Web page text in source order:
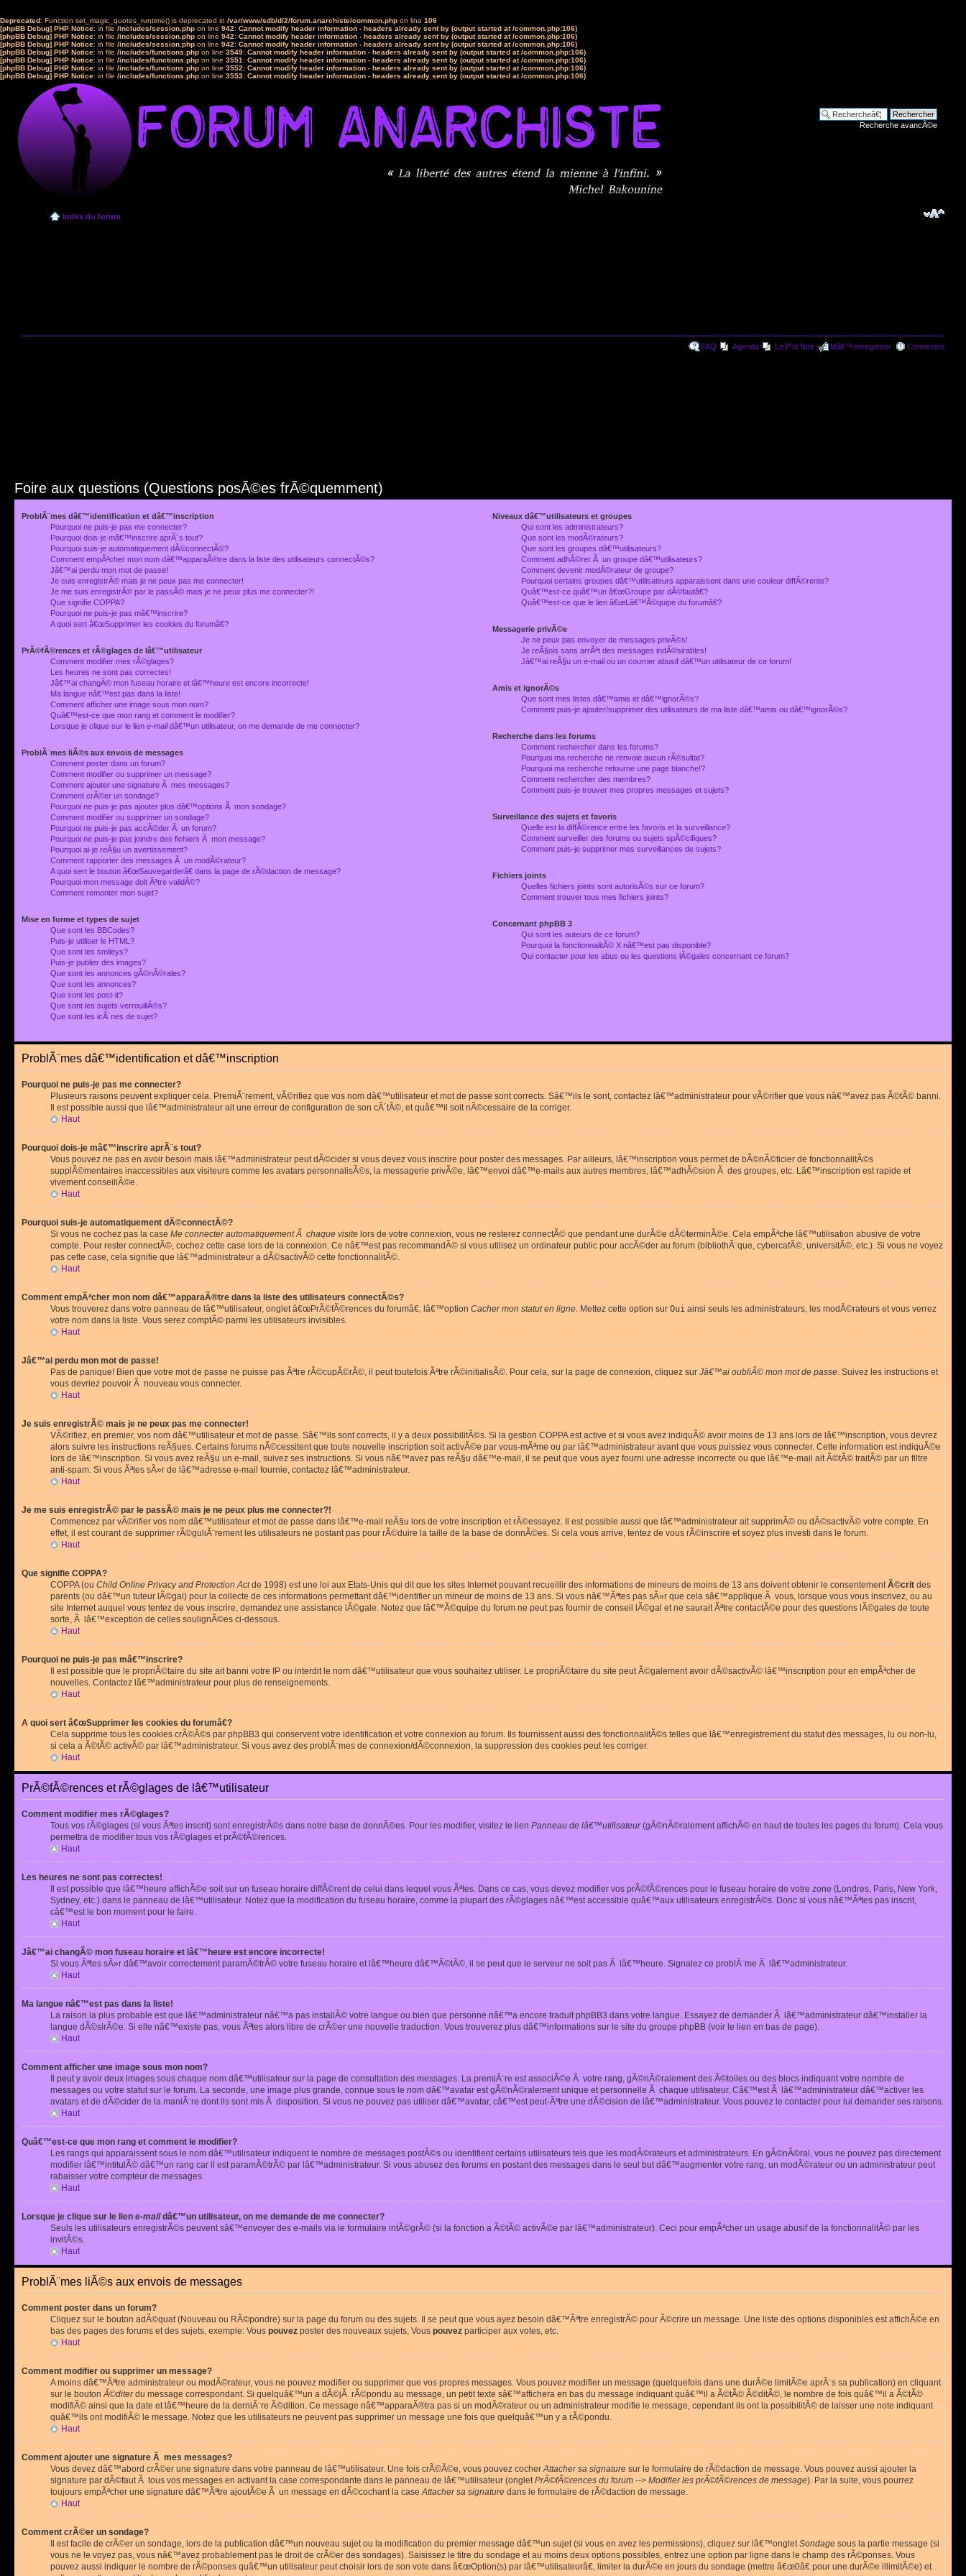
Deprecated: Function set_magic_quotes_runtime() is deprecated in /var/www/sdb/d/2/forum.anarchiste/common.php on line 106
[phpBB Debug] PHP Notice: in file /includes/session.php on line 942: Cannot modify header information - headers already sent by (output started at /common.php:106)
[phpBB Debug] PHP Notice: in file /includes/session.php on line 942: Cannot modify header information - headers already sent by (output started at /common.php:106)
[phpBB Debug] PHP Notice: in file /includes/session.php on line 942: Cannot modify header information - headers already sent by (output started at /common.php:106)
[phpBB Debug] PHP Notice: in file /includes/functions.php on line 3549: Cannot modify header information - headers already sent by (output started at /common.php:106)
[phpBB Debug] PHP Notice: in file /includes/functions.php on line 3551: Cannot modify header information - headers already sent by (output started at /common.php:106)
[phpBB Debug] PHP Notice: in file /includes/functions.php on line 3552: Cannot modify header information - headers already sent by (output started at /common.php:106)
[phpBB Debug] PHP Notice: in file /includes/functions.php on line 3553: Cannot modify header information - headers already sent by (output started at /common.php:106)
Recherche avancÃ©e
Index du forum
FAQ Agenda Le P'tit Noir Mâ€™enregistrer Connexion
Foire aux questions (Questions posÃ©es frÃ©quemment)
ProblÃ¨mes dâ€™identification et dâ€™inscription
Pourquoi ne puis-je pas me connecter?
Pourquoi dois-je mâ€™inscrire aprÃ¨s tout?
Pourquoi suis-je automatiquement dÃ©connectÃ©?
Comment empÃªcher mon nom dâ€™apparaÃ®tre dans la liste des utilisateurs connectÃ©s?
Jâ€™ai perdu mon mot de passe!
Je suis enregistrÃ© mais je ne peux pas me connecter!
Je me suis enregistrÃ© par le passÃ© mais je ne peux plus me connecter?!
Que signifie COPPA?
Pourquoi ne puis-je pas mâ€™inscrire?
A quoi sert â€œSupprimer les cookies du forumâ€?
PrÃ©fÃ©rences et rÃ©glages de lâ€™utilisateur
Comment modifier mes rÃ©glages?
Les heures ne sont pas correctes!
Jâ€™ai changÃ© mon fuseau horaire et lâ€™heure est encore incorrecte!
Ma langue nâ€™est pas dans la liste!
Comment afficher une image sous mon nom?
Quâ€™est-ce que mon rang et comment le modifier?
Lorsque je clique sur le lien e-maildâ€™un utilisateur, on me demande de me connecter?
ProblÃ¨mes liÃ©s aux envois de messages
Comment poster dans un forum?
Comment modifier ou supprimer un message?
Comment ajouter une signature Ã mes messages?
Comment crÃ©er un sondage?
Pourquoi ne puis-je pas ajouter plus dâ€™options Ã mon sondage?
Comment modifier ou supprimer un sondage?
Pourquoi ne puis-je pas accÃ©der Ã un forum?
Pourquoi ne puis-je pas joindre des fichiers Ã mon message?
Pourquoi ai-je reÃ§u un avertissement?
Comment rapporter des messages Ã un modÃ©rateur?
A quoi sert le bouton â€œSauvegarderâ€ dans la page de rÃ©daction de message?
Pourquoi mon message doit Ãªtre validÃ©?
Comment remonter mon sujet?
Mise en forme et types de sujet
Que sont les BBCodes?
Puis-je utiliser le HTML?
Que sont les smileys?
Puis-je publier des images?
Que sont les annonces gÃ©nÃ©rales?
Que sont les annonces?
Que sont les post-it?
Que sont les sujets verrouillÃ©s?
Que sont les icÃ´nes de sujet?
Niveaux dâ€™utilisateurs et groupes
Qui sont les administrateurs?
Que sont les modÃ©rateurs?
Que sont les groupes dâ€™utilisateurs?
Comment adhÃ©rer Ã un groupe dâ€™utilisateurs?
Comment devenir modÃ©rateur de groupe?
Pourquoi certains groupes dâ€™utilisateurs apparaissent dans une couleur diffÃ©rente?
Quâ€™est-ce quâ€™un â€œGroupe par dÃ©fautâ€?
Quâ€™est-ce que le lien â€œLâ€™Ã©quipe du forumâ€?
Messagerie privÃ©e
Je ne peux pas envoyer de messages privÃ©s!
Je reÃ§ois sans arrÃªt des messages indÃ©sirables!
Jâ€™ai reÃ§u un e-mail ou un courrier abusif dâ€™un utilisateur de ce forum!
Amis et ignorÃ©s
Que sont mes listes dâ€™amis et dâ€™ignorÃ©s?
Comment puis-je ajouter/supprimer des utilisateurs de ma liste dâ€™amis ou dâ€™ignorÃ©s?
Recherche dans les forums
Comment rechercher dans les forums?
Pourquoi ma recherche ne renvoie aucun rÃ©sultat?
Pourquoi ma recherche retourne une page blanche!?
Comment rechercher des membres?
Comment puis-je trouver mes propres messages et sujets?
Surveillance des sujets et favoris
Quelle est la diffÃ©rence entre les favoris et la surveillance?
Comment surveiller des forums ou sujets spÃ©cifiques?
Comment puis-je supprimer mes surveillances de sujets?
Fichiers joints
Quelles fichiers joints sont autorisÃ©s sur ce forum?
Comment trouver tous mes fichiers joints?
Concernant phpBB 3
Qui sont les auteurs de ce forum?
Pourquoi la fonctionnalitÃ© X nâ€™est pas disponible?
Qui contacter pour les abus ou les questions lÃ©gales concernant ce forum?
ProblÃ¨mes dâ€™identification et dâ€™inscription
Pourquoi ne puis-je pas me connecter?
Plusieurs raisons peuvent expliquer cela. PremiÃ¨rement, vÃ©rifiez que vos nom dâ€™utilisateur et mot de passe sont corrects. Sâ€™ils le sont, contactez lâ€™administrateur pour vÃ©rifier que vous nâ€™avez pas Ã©tÃ© banni.
Il est possible aussi que lâ€™administrateur ait une erreur de configuration de son cÃ´tÃ©, et quâ€™il soit nÃ©cessaire de la corriger.
Haut
Pourquoi dois-je mâ€™inscrire aprÃ¨s tout?
Vous pouvez ne pas en avoir besoin mais lâ€™administrateur peut dÃ©cider si vous devez vous inscrire pour poster des messages. Par ailleurs, lâ€™inscription vous permet de bÃ©nÃ©ficier de fonctionnalitÃ©s
supplÃ©mentaires inaccessibles aux visiteurs comme les avatars personnalisÃ©s, la messagerie privÃ©e, lâ€™envoi dâ€™e-mails aux autres membres, lâ€™adhÃ©sion Ã des groupes, etc. Lâ€™inscription est rapide et
vivement conseillÃ©e.
Haut
Pourquoi suis-je automatiquement dÃ©connectÃ©?
Si vous ne cochez pas la case Me connecter automatiquement Ã chaque visite lors de votre connexion, vous ne resterez connectÃ© que pendant une durÃ©e dÃ©terminÃ©e. Cela empÃªche lâ€™utilisation abusive de votre
compte. Pour rester connectÃ©, cochez cette case lors de la connexion. Ce nâ€™est pas recommandÃ© si vous utilisez un ordinateur public pour accÃ©der au forum (bibliothÃ¨que, cybercafÃ©, universitÃ©, etc.). Si vous ne voyez
pas cette case, cela signifie que lâ€™administrateur a dÃ©sactivÃ© cette fonctionnalitÃ©.
Haut
Comment empÃªcher mon nom dâ€™apparaÃ®tre dans la liste des utilisateurs connectÃ©s?
Vous trouverez dans votre panneau de lâ€™utilisateur, onglet â€œPrÃ©fÃ©rences du forumâ€, lâ€™option Cacher mon statut en ligne. Mettez cette option sur Oui ainsi seuls les administrateurs, les modÃ©rateurs et vous verrez
votre nom dans la liste. Vous serez comptÃ© parmi les utilisateurs invisibles.
Haut
Jâ€™ai perdu mon mot de passe!
Pas de panique! Bien que votre mot de passe ne puisse pas Ãªtre rÃ©cupÃ©rÃ©, il peut toutefois Ãªtre rÃ©initialisÃ©. Pour cela, sur la page de connexion, cliquez sur Jâ€™ai oubliÃ© mon mot de passe. Suivez les instructions et
vous devriez pouvoir Ã nouveau vous connecter.
Haut
Je suis enregistrÃ© mais je ne peux pas me connecter!
VÃ©rifiez, en premier, vos nom dâ€™utilisateur et mot de passe. Sâ€™ils sont corrects, il y a deux possibilitÃ©s. Si la gestion COPPA est active et si vous avez indiquÃ© avoir moins de 13 ans lors de lâ€™inscription, vous devrez
alors suivre les instructions reÃ§ues. Certains forums nÃ©cessitent que toute nouvelle inscription soit activÃ©e par vous-mÃªme ou par lâ€™administrateur avant que vous puissiez vous connecter. Cette information est indiquÃ©e
lors de lâ€™inscription. Si vous avez reÃ§u un e-mail, suivez ses instructions. Si vous nâ€™avez pas reÃ§u dâ€™e-mail, il se peut que vous ayez fourni une adresse incorrecte ou que lâ€™e-mail ait Ã©tÃ© traitÃ© par un filtre
anti-spam. Si vous Ãªtes sÃ»r de lâ€™adresse e-mail fournie, contactez lâ€™administrateur.
Haut
Je me suis enregistrÃ© par le passÃ© mais je ne peux plus me connecter?!
Commencez par vÃ©rifier vos nom dâ€™utilisateur et mot de passe dans lâ€™e-mail reÃ§u lors de votre inscription et rÃ©essayez. Il est possible aussi que lâ€™administrateur ait supprimÃ© ou dÃ©sactivÃ© votre compte. En
effet, il est courant de supprimer rÃ©guliÃ¨rement les utilisateurs ne postant pas pour rÃ©duire la taille de la base de donnÃ©es. Si cela vous arrive, tentez de vous rÃ©inscrire et soyez plus investi dans le forum.
Haut
Que signifie COPPA?
COPPA (ou Child Online Privacy and Protection Actde 1998) est une loi aux Etats-Unis qui dit que les sites Internet pouvant recueillir des informations de mineurs de moins de 13 ans doivent obtenir le consentementÃ©crit des
parents (ou dâ€™un tuteur lÃ©gal) pour la collecte de ces informations permettant dâ€™identifier un mineur de moins de 13 ans. Si vous nâ€™Ãªtes pas sÃ»r que cela sâ€™applique Ã vous, lorsque vous vous inscrivez, ou au
site Internet auquel vous tentez de vous inscrire, demandez une assistance lÃ©gale. Notez que lâ€™Ã©quipe du forum ne peut pas fournir de conseil lÃ©gal et ne saurait Ãªtre contactÃ©e pour des questions lÃ©gales de toute
sorte, Ã lâ€™exception de celles soulignÃ©es ci-dessous.
Haut
Pourquoi ne puis-je pas mâ€™inscrire?
Il est possible que le propriÃ©taire du site ait banni votre IP ou interdit le nom dâ€™utilisateur que vous souhaitez utiliser. Le propriÃ©taire du site peut Ã©galement avoir dÃ©sactivÃ© lâ€™inscription pour en empÃªcher de
nouvelles. Contactez lâ€™administrateur pour plus de renseignements.
Haut
A quoi sert â€œSupprimer les cookies du forumâ€?
Cela supprime tous les cookies crÃ©Ã©s par phpBB3 qui conservent votre identification et votre connexion au forum. Ils fournissent aussi des fonctionnalitÃ©s telles que lâ€™enregistrement du statut des messages, lu ou non-lu,
si cela a Ã©tÃ© activÃ© par lâ€™administrateur. Si vous avez des problÃ¨mes de connexion/dÃ©connexion, la suppression des cookies peut les corriger.
Haut
PrÃ©fÃ©rences et rÃ©glages de lâ€™utilisateur
Comment modifier mes rÃ©glages?
Tous vos rÃ©glages (si vous Ãªtes inscrit) sont enregistrÃ©s dans notre base de donnÃ©es. Pour les modifier, visitez le lien Panneau de lâ€™utilisateur(gÃ©nÃ©ralement affichÃ© en haut de toutes les pages du forum). Cela vous
permettra de modifier tous vos rÃ©glages et prÃ©fÃ©rences.
Haut
Les heures ne sont pas correctes!
Il est possible que lâ€™heure affichÃ©e soit sur un fuseau horaire diffÃ©rent de celui dans lequel vous Ãªtes. Dans ce cas, vous devez modifier vos prÃ©fÃ©rences pour le fuseau horaire de votre zone (Londres, Paris, New York,
Sydney, etc.) dans le panneau de lâ€™utilisateur. Notez que la modification du fuseau horaire, comme la plupart des rÃ©glages nâ€™est accessible quâ€™aux utilisateurs enregistrÃ©s. Donc si vous nâ€™Ãªtes pas inscrit,
câ€™est le bon moment pour le faire.
Haut
Jâ€™ai changÃ© mon fuseau horaire et lâ€™heure est encore incorrecte!
Si vous Ãªtes sÃ»r dâ€™avoir correctement paramÃ©trÃ© votre fuseau horaire et lâ€™heure dâ€™Ã©tÃ©, il se peut que le serveur ne soit pas Ã lâ€™heure. Signalez ce problÃ¨me Ã lâ€™administrateur.
Haut
Ma langue nâ€™est pas dans la liste!
La raison la plus probable est que lâ€™administrateur nâ€™a pas installÃ© votre langue ou bien que personne nâ€™a encore traduit phpBB3 dans votre langue. Essayez de demander Ã lâ€™administrateur dâ€™installer la
langue dÃ©sirÃ©e. Si elle nâ€™existe pas, vous Ãªtes alors libre de crÃ©er une nouvelle traduction. Vous trouverez plus dâ€™informations sur le site du groupe phpBB (voir le lien en bas de page).
Haut
Comment afficher une image sous mon nom?
Il peut y avoir deux images sous chaque nom dâ€™utilisateur sur la page de consultation des messages. La premiÃ¨re est associÃ©e Ã votre rang, gÃ©nÃ©ralement des Ã©toiles ou des blocs indiquant votre nombre de
messages ou votre statut sur le forum. La seconde, une image plus grande, connue sous le nom dâ€™avatar est gÃ©nÃ©ralement unique et personnelle Ã chaque utilisateur. Câ€™est Ã lâ€™administrateur dâ€™activer les
avatars et de dÃ©cider de la maniÃ¨re dont ils sont mis Ã disposition. Si vous ne pouvez pas utiliser dâ€™avatar, câ€™est peut-Ãªtre une dÃ©cision de lâ€™administrateur. Vous pouvez le contacter pour lui demander ses raisons.
Haut
Quâ€™est-ce que mon rang et comment le modifier?
Les rangs qui apparaissent sous le nom dâ€™utilisateur indiquent le nombre de messages postÃ©s ou identifient certains utilisateurs tels que les modÃ©rateurs et administrateurs. En gÃ©nÃ©ral, vous ne pouvez pas directement
modifier lâ€™intitulÃ© dâ€™un rang car il est paramÃ©trÃ© par lâ€™administrateur. Si vous abusez des forums en postant des messages dans le seul but dâ€™augmenter votre rang, un modÃ©rateur ou un administrateur peut
rabaisser votre compteur de messages.
Haut
Lorsque je clique sur le lien e-maildâ€™un utilisateur, on me demande de me connecter?
Seuls les utilisateurs enregistrÃ©s peuvent sâ€™envoyer des e-mails via le formulaire intÃ©grÃ© (si la fonction a Ã©tÃ© activÃ©e par lâ€™administrateur). Ceci pour empÃªcher un usage abusif de la fonctionnalitÃ© par les
invitÃ©s.
Haut
ProblÃ¨mes liÃ©s aux envois de messages
Comment poster dans un forum?
Cliquez sur le bouton adÃ©quat (Nouveau ou RÃ©pondre) sur la page du forum ou des sujets. Il se peut que vous ayez besoin dâ€™Ãªtre enregistrÃ© pour Ã©crire un message. Une liste des options disponibles est affichÃ©e en
bas des pages des forums et des sujets, exemple: Vous pouvez poster des nouveaux sujets, Vous pouvez participer aux votes, etc.
Haut
Comment modifier ou supprimer un message?
A moins dâ€™Ãªtre administrateur ou modÃ©rateur, vous ne pouvez modifier ou supprimer que vos propres messages. Vous pouvez modifier un message (quelquefois dans une durÃ©e limitÃ©e aprÃ¨s sa publication) en cliquant
sur le boutonÃ©diterdu message correspondant. Si quelquâ€™un a dÃ©jÃ rÃ©pondu au message, un petit texte sâ€™affichera en bas du message indiquant quâ€™il a Ã©tÃ© Ã©ditÃ©, le nombre de fois quâ€™il a Ã©tÃ©
modifiÃ© ainsi que la date et lâ€™heure de la derniÃ¨re Ã©dition. Ce message nâ€™apparaÃ®tra pas si un modÃ©rateur ou un administrateur modifie le message, cependant ils ont la possibilitÃ© de laisser une note indiquant
quâ€™ils ont modifiÃ© le message. Notez que les utilisateurs ne peuvent pas supprimer un message une fois que quelquâ€™un y a rÃ©pondu.
Haut
Comment ajouter une signature Ã mes messages?
Vous devez dâ€™abord crÃ©er une signature dans votre panneau de lâ€™utilisateur. Une fois crÃ©Ã©e, vous pouvez cocherAttacher sa signature sur le formulaire de rÃ©daction de message. Vous pouvez aussi ajouter la
signature par dÃ©faut Ã tous vos messages en activant la case correspondante dans le panneau de lâ€™utilisateur (ongletPrÃ©fÃ©rences du forum --> Modifier les prÃ©fÃ©rences de message). Par la suite, vous pourrez
toujours empÃªcher une signature dâ€™Ãªtre ajoutÃ©e Ã un message en dÃ©cochant la caseAttacher sa signature dans le formulaire de rÃ©daction de message.
Haut
Comment crÃ©er un sondage?
Il est facile de crÃ©er un sondage, lors de la publication dâ€™un nouveau sujet ou la modification du premier message dâ€™un sujet (si vous en avez les permissions), cliquez sur lâ€™ongletSondage sous la partie message (si
vous ne le voyez pas, vous nâ€™avez probablement pas le droit de crÃ©er des sondages). Saisissez le titre du sondage et au moins deux options possibles, entrez une option par ligne dans le champ des rÃ©ponses. Vous
pouvez aussi indiquer le nombre de rÃ©ponses quâ€™un utilisateur peut choisir lors de son vote dans â€œOption(s) par lâ€™utilisateurâ€, limiter la durÃ©e en jours du sondage (mettre â€œ0â€ pour une durÃ©e illimitÃ©e) et